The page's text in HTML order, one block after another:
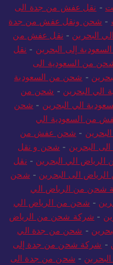
- نقل عفش من جدة الى
- شحن ونقل عفش من جدة
البحرين - نقل عفش من
إلى البحرين - نقل
من السعودية الى
- شحن من السعودية
البحرين - شحن من
الي البحرين - شحن
من السعودية الي
- شحن عفش من
البحرين - شحن و نقل
الي البحرين - نقل
الى البحرين - شحن
شحن من الرياض الي
- شحن من الرياض الي
- شركة شحن من الرياض
- شحن من جدة الي
- شركة شحن من جدة إلى
- شحن من جدة الى